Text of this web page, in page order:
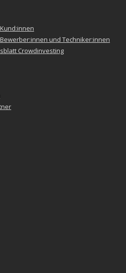
und Techniker:innen
Crowdinvesting